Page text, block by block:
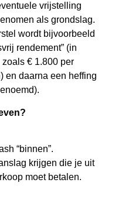
vrijstelling
als grondslag.
wordt bijvoorbeeld
rendement” (in
€ 1.800 per
en daarna een heffing
“binnen”.
krijgen die je uit
moet betalen.